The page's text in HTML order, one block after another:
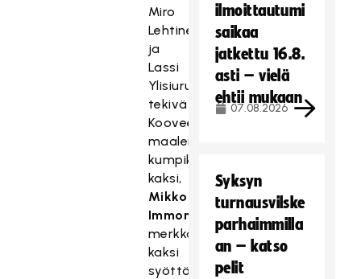
Miro
Lehtinen
ja
Lassi
Ylisiurunen
tekivät
Kooveen
maaleista
kumpikin
kaksi,
Mikko
Immonen
merkkautti
kaksi
syöttöpistettä.
ilmoittautumi
saikaa
jatkettu 16.8.
asti – vielä
ehtii mukaan
07.08.2026
Syksyn
turnausvilske
parhaimmilla
an – katso
pelit